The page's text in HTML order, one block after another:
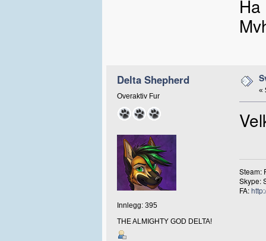
Delta Shepherd
Overaktiv Fur
Innlegg: 395
THE ALMIGHTY GOD DELTA!
«
Steam:
Skype:
FA: